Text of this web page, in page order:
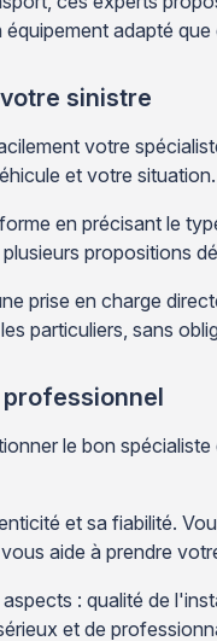
adapté
sinistre
votre
et votre situation.
en précisant le
propositions
prise en charge
particuliers, sans
le bon
et sa fiabilité.
aide à prendre
: qualité de
et de